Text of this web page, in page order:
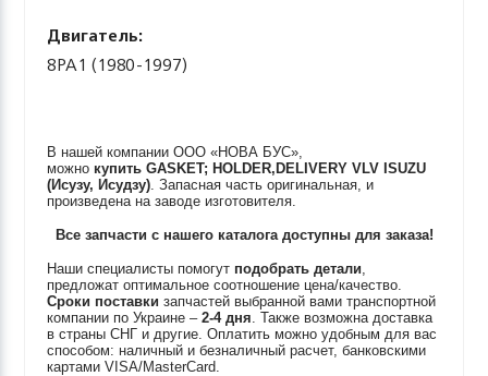
Двигатель:
8PA1 (1980-1997)
В нашей компании ООО «НОВА БУС»,
можно купитьGASKET; HOLDER,DELIVERY VLV ISUZU
(Исузу, Исудзу). Запасная часть оригинальная, и
произведена на заводе изготовителя.
Все запчасти с нашего каталога доступны для заказа!
Наши специалисты помогут подобрать детали,
предложат оптимальное соотношение цена/качество.
Сроки поставки запчастей выбранной вами транспортной
компании по Украине –2-4 дня. Также возможна доставка
в страны СНГ и другие. Оплатить можно удобным для вас
способом: наличный и безналичный расчет, банковскими
картами VISA/MasterCard.